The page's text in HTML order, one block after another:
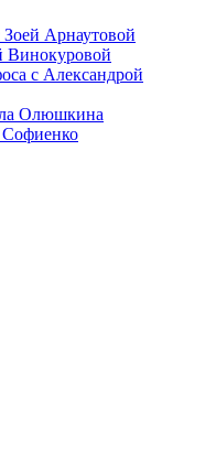
Арнаутовой
Винокуровой
с Александрой
Олюшкина
Софиенко